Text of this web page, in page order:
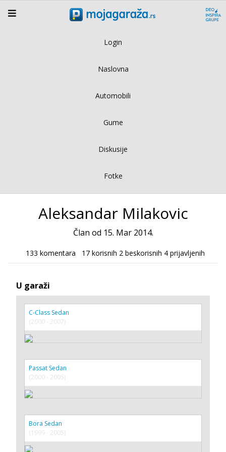
Login
Naslovna
Automobili
Gume
Diskusije
Fotke
Aleksandar Milakovic
Član od 15. Mar 2014.
133 komentara 17 korisnih 2 beskorisnih 4 prijavljenih
U garaži
C-Class Sedan
(2000 - 2007)
Passat Sedan
(2000 - 2005)
Bora Sedan
(1999 - 2005)